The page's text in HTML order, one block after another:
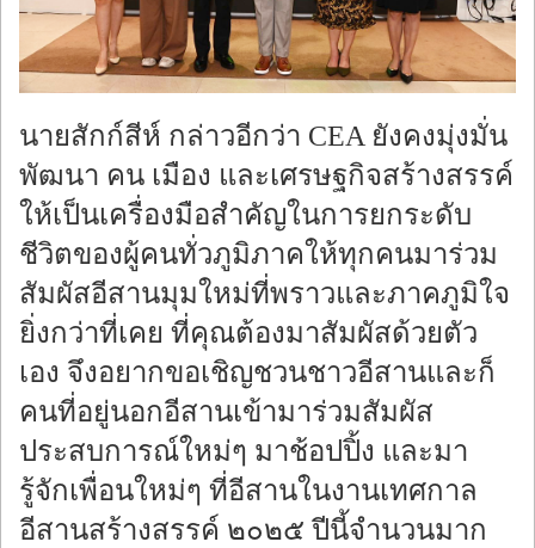
นายสักก์สีห์ กล่าวอีกว่า CEA ยังคงมุ่งมั่น
พัฒนา คน เมือง และเศรษฐกิจสร้างสรรค์
ให้เป็นเครื่องมือสำคัญในการยกระดับ
ชีวิตของผู้คนทั่วภูมิภาคให้ทุกคนมาร่วม
สัมผัสอีสานมุมใหม่ที่พราวและภาคภูมิใจ
ยิ่งกว่าที่เคย ที่คุณต้องมาสัมผัสด้วยตัว
เอง จึงอยากขอเชิญชวนชาวอีสานและก็
คนที่อยู่นอกอีสานเข้ามาร่วมสัมผัส
ประสบการณ์ใหม่ๆ มาช้อปปิ้ง และมา
รู้จักเพื่อนใหม่ๆ ที่อีสานในงานเทศกาล
อีสานสร้างสรรค์ ๒๐๒๕ ปีนี้จำนวนมาก